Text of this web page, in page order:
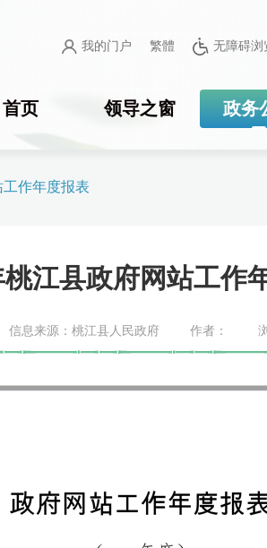
我的门户 繁體 无障碍浏
首页 领导之窗 政务
作年度报表
桃江县政府网站工作
信息来源：桃江县人民政府 作者：